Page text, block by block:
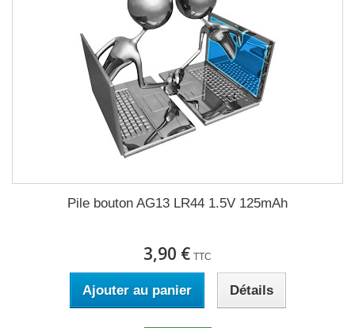
Pile bouton AG13 LR44 1.5V 125mAh
3,90 € TTC
Ajouter au panier Détails